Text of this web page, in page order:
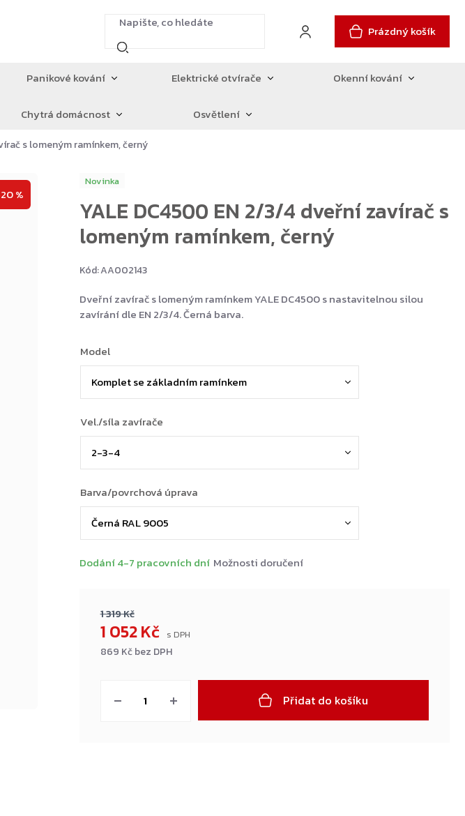
Prázdný košík
Panikové kování Elektrické otvírače
Okenní kování
Chytrá domácnost Osvětlení
s lomeným ramínkem, černý
Novinka
YALE DC4500 EN 2/3/4 dveřní zavírač s
lomeným ramínkem, černý
Kód:AA002143
%
1 319 Kč
1 052 Kč
869 Kč bez DPH
Dodání 4-7 pracovních dní Možnosti doručení
Model
Vel./síla zavírače
Barva/povrchová úprava
Přidat do košíku
Dveřní zavírač s lomeným ramínkem YALE DC4500 s nastavitelnou silou
zavírání dle EN 2/3/4. Černá barva.